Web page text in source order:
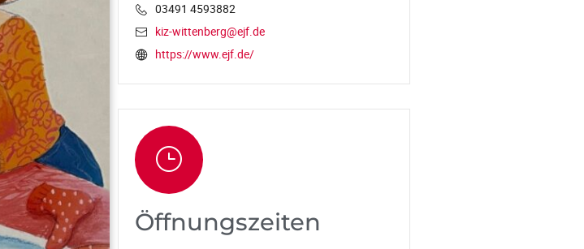
03491 4593882
kiz-wittenberg@ejf.de
https://www.ejf.de/
Öffnungszeiten